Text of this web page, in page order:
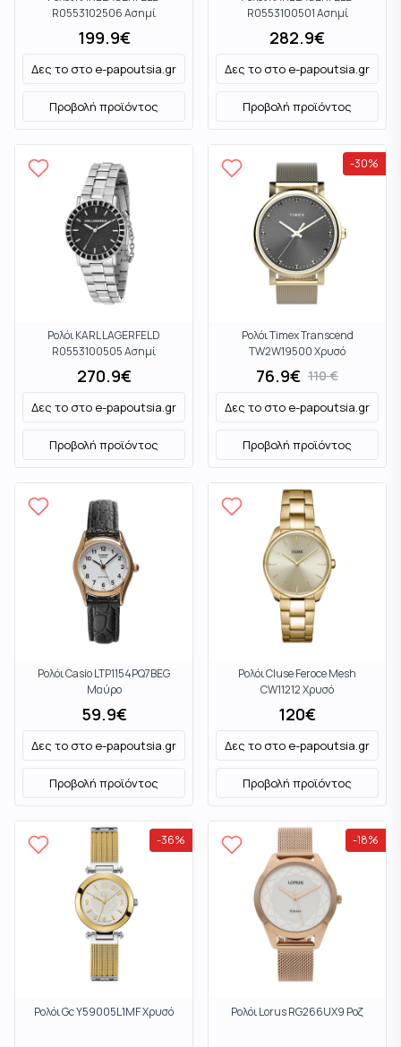
R0553102506 Ασημί
199.9€
Δες το στο e-papoutsia.gr
Προβολή προϊόντος
R0553100501 Ασημί
282.9€
Δες το στο e-papoutsia.gr
Προβολή προϊόντος
Ρολόι KARL LAGERFELD
R0553100505 Ασημί
270.9€
Δες το στο e-papoutsia.gr
Προβολή προϊόντος
-30%
Ρολόι Timex Transcend
TW2W19500 Χρυσό
76.9€ 110€
Δες το στο e-papoutsia.gr
Προβολή προϊόντος
Ρολόι Casio LTP1154PQ7BEG
Μαύρο
59.9€
Δες το στο e-papoutsia.gr
Προβολή προϊόντος
Ρολόι Cluse Feroce Mesh
CW11212 Χρυσό
120€
Δες το στο e-papoutsia.gr
Προβολή προϊόντος
-36%
Ρολόι Gc Y59005L1MF Χρυσό
-18%
Ρολόι Lorus RG266UX9 Ροζ